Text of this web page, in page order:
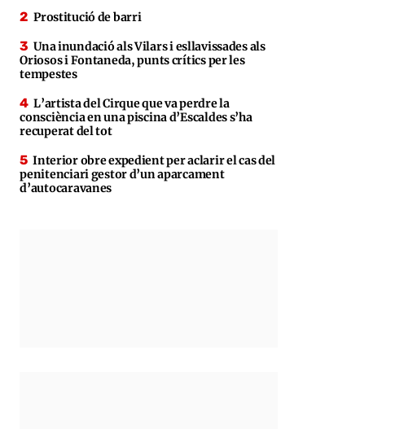
Prostitució de barri
Una inundació als Vilars i esllavissades als
Oriosos i Fontaneda, punts crítics per les
tempestes
L’artista del Cirque que va perdre la
consciència en una piscina d’Escaldes s’ha
recuperat del tot
Interior obre expedient per aclarir el cas del
penitenciari gestor d’un aparcament
d’autocaravanes